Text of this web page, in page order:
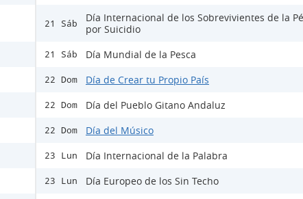
21 Sáb
Día Internacional de los Sobrevivientes de la
por Suicidio
21 Sáb Día Mundial de la Pesca
22 Dom Día de Crear tu Propio País
22 Dom Día del Pueblo Gitano Andaluz
22 Dom Día del Músico
23 Lun Día Internacional de la Palabra
23 Lun Día Europeo de los Sin Techo